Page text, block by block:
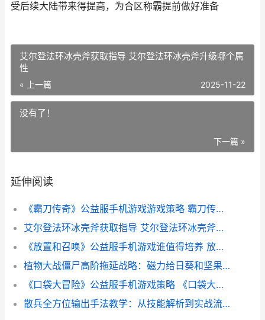
受后续大陆带来得提高，为合区称霸提前做好准备
艾尔登法环冰壳斧获取指导 艾尔登法环冰壳斧升级哪个属
性
« 上一篇 2025-11-22
没有了！
下一篇 »
延伸阅读
《霸刀传奇》公益服手机游戏游戏策略 霸刀传奇攻略
艾尔登法环冰壳斧获取指导 艾尔登法环冰壳斧升级哪个属性
《放置和召唤》公益服手机游戏谁值得培养 放置与召唤图片
植物大战僵尸高阶拖延战略：磁力给日葵和坚果融合流详细解答 植物大战僵尸高数带我飞版本
《口袋大冒险》公益服手机游戏策略 《口袋大冒险》是一款3D日系Q版风格ARPG手游
散兵全方位输出手法教学：从技能解析到实战流派选择 散兵全方位输出图